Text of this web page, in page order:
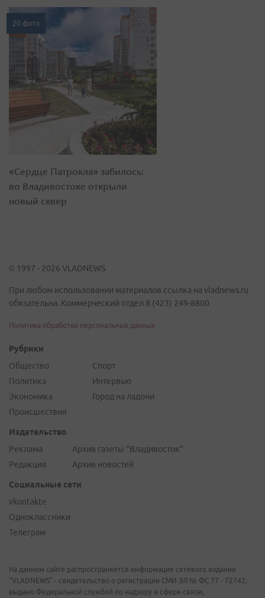
20 фото
«Сердце Патрокла» забилось:
во Владивостоке открыли
новый сквер
© 1997 - 2026 VLADNEWS
При любом использовании материалов ссылка на vladnews.ru
обязательна. Коммерческий отдел 8 (423) 249-8800
Политика обработки персональных данных
Рубрики
Общество
Политика
Экономика
Происшествия
Спорт
Интервью
Город на ладони
Издательство
Реклама
Редакция
Архив газеты "Владивосток"
Архив новостей
Социальные сети
vkontakte
Одноклассники
Телеграм
На данном сайте распространяется информация сетевого издания
"VLADNEWS" - свидетельство о регистрации СМИ ЭЛ № ФС 77 - 72742,
выдано Федеральной службой по надзору в сфере связи,